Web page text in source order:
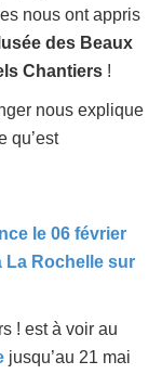
nous ont appris
des Beaux
Chantiers !
nous explique
qu’est
le 06 février
La Rochelle sur
! est à voir au
jusqu’au 21 mai